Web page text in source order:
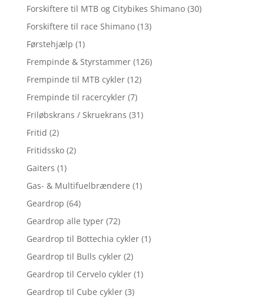
Forskiftere til MTB og Citybikes Shimano (30)
Forskiftere til race Shimano (13)
Førstehjælp (1)
Frempinde & Styrstammer (126)
Frempinde til MTB cykler (12)
Frempinde til racercykler (7)
Friløbskrans / Skruekrans (31)
Fritid (2)
Fritidssko (2)
Gaiters (1)
Gas- & Multifuelbrændere (1)
Geardrop (64)
Geardrop alle typer (72)
Geardrop til Bottechia cykler (1)
Geardrop til Bulls cykler (2)
Geardrop til Cervelo cykler (1)
Geardrop til Cube cykler (3)